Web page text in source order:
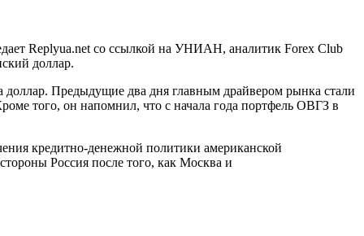
Replyua.net со ссылкой на УНИАН, аналитик Forex Club
доллар.
доллар. Предыдущие два дня главным драйвером рынка стали
того, он напомнил, что с начала года портфель ОВГЗ в
кредитно-денежной политики американской
Россия после того, как Москва и